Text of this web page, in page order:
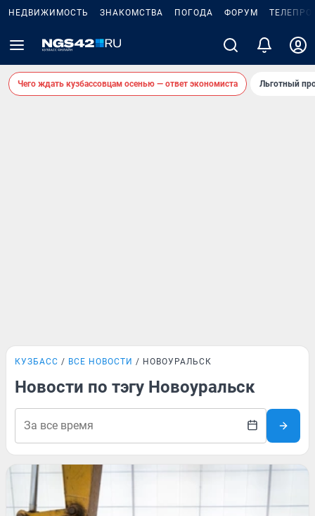
НЕДВИЖИМОСТЬ ЗНАКОМСТВА ПОГОДА ФОРУМ
Чего ждать кузбассовцам осенью — ответ экономиста Льготный
КУЗБАСС ВСЕ НОВОСТИ НОВОУРАЛЬСК
Новости по тэгу Новоуральск